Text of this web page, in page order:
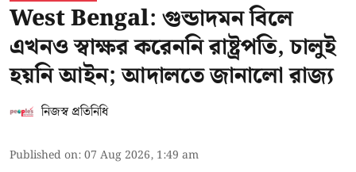
West Bengal: গুন্ডাদমন বিলে
এখনও স্বাক্ষর করেননি রাষ্ট্রপতি, চালুই
হয়নি আইন; আদালতে জানালো রাজ্য
নিজস্ব প্রতিনিধি
Published on:07 Aug 2026, 1:49 am